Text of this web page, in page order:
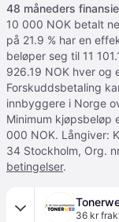
48 måneders
10 000 NOK betalt
på 21.9 % har en
beløper seg til 11
926.19 NOK hver og
Forskuddsbetaling
innbyggere i Norge
Minimum kjøpsbeløp
000 NOK. Långiver:
34 Stockholm, Org.
betingelser.
36 kr